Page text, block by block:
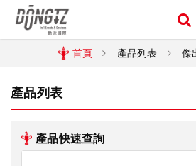
首頁 產品列表 傑
產品列表
產品快速查詢